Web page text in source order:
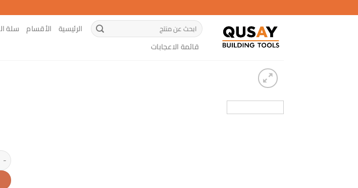
للمحتوى
البحث
عن:
الرئيسية الأقسام سلة
قائمة الاعجابات